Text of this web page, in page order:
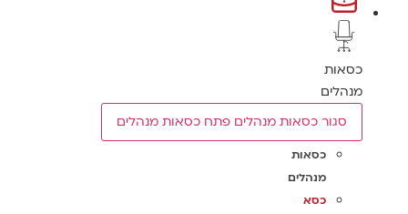
כסאות
מנהלים
סגור כסאות מנהלים פתח כסאות מנהלים
כסאות
מנהלים
כסא